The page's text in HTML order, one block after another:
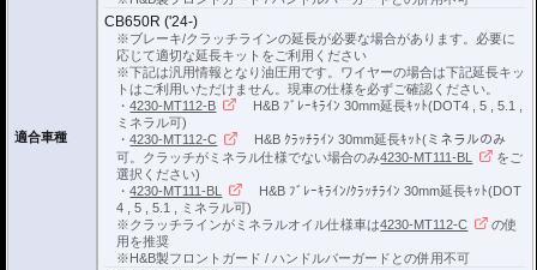
適合車種
CB650R ('24-)
※ブレーキ/クラッチラインの延長が必要な場合があります。必要に
応じて適切な延長キットをご利用ください
※下記は汎用情報となり油圧用です。ワイヤーの場合は下記延長キッ
トはご利用いただけません。現車の仕様を必ずご確認ください。
・4230-MT112-B
H&B ﾌﾞﾚｰｷﾗｲﾝ 30mm延長ｷｯﾄ(DOT4 , 5 , 5.1 ,
ミネラル可)
・4230-MT112-C
H&B ｸﾗｯﾁﾗｲﾝ 30mm延長ｷｯﾄ(ミネラルのみ
可。クラッチがミネラル仕様でない場合のみ4230-MT111-BL
をご
選択ください)
・4230-MT111-BL
H&B ﾌﾞﾚｰｷﾗｲﾝ/ｸﾗｯﾁﾗｲﾝ 30mm延長ｷｯﾄ(DOT
4 , 5 , 5.1 , ミネラル可)
※クラッチラインがミネラルオイル仕様車は4230-MT112-C
の使
用を推奨
※H&B製フロントガード / ハンドルバーガードとの併用不可